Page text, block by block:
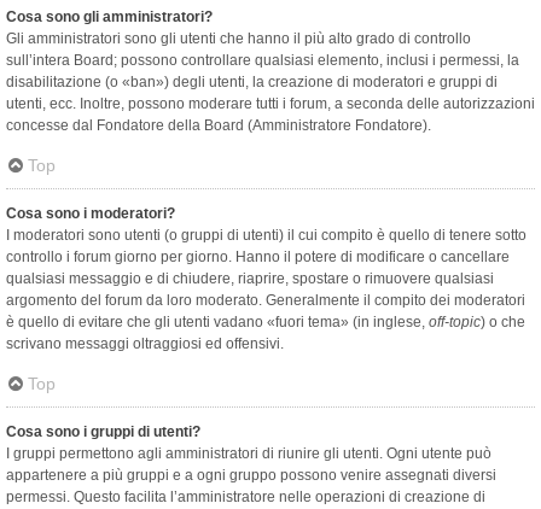
Cosa sono gli amministratori?
Gli amministratori sono gli utenti che hanno il più alto grado di controllo
sull’intera Board; possono controllare qualsiasi elemento, inclusi i permessi, la
disabilitazione (o «ban») degli utenti, la creazione di moderatori e gruppi di
utenti, ecc. Inoltre, possono moderare tutti i forum, a seconda delle autorizzazioni
concesse dal Fondatore della Board (Amministratore Fondatore).
Top
Cosa sono i moderatori?
I moderatori sono utenti (o gruppi di utenti) il cui compito è quello di tenere sotto
controllo i forum giorno per giorno. Hanno il potere di modificare o cancellare
qualsiasi messaggio e di chiudere, riaprire, spostare o rimuovere qualsiasi
argomento del forum da loro moderato. Generalmente il compito dei moderatori
è quello di evitare che gli utenti vadano «fuori tema» (in inglese, off-topic) o che
scrivano messaggi oltraggiosi ed offensivi.
Top
Cosa sono i gruppi di utenti?
I gruppi permettono agli amministratori di riunire gli utenti. Ogni utente può
appartenere a più gruppi e a ogni gruppo possono venire assegnati diversi
permessi. Questo facilita l’amministratore nelle operazioni di creazione di